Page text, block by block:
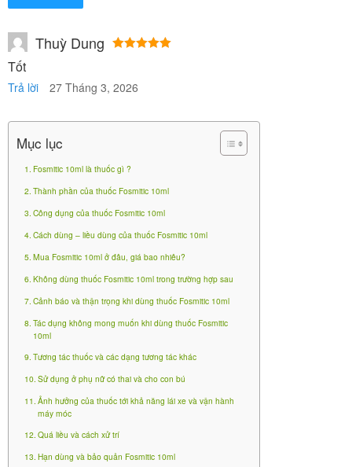
Lưu ý: Để đảm bảo chất lượng cho sản phẩm, không
Vặn nắp vào đến mức tối
đa để đầu kim đâm vào đ
ầu lọ tạo lỗ nhỏ giọt
ào tai
Vặn chặt nắp sau mỗi lần
sử dụng
Cách nhỏ thuốc:
(1) Nằm nghiêng về phía tai không đau, tai đau
hướng lên trên.
(2) Tháo nắp của lọ thuốc và nhỏ dung dịch thuốc
vào tai. Tránh để đầu nắp tiếp xúc vào tai. Giữ
nguyên vị trí nằm này trong khoảng 10 phút.
Thuỳ Dung
Tốt
Trả lời 27 Tháng 3, 2026
Mục lục
Fosmitic 10ml là thuốc gì ?
Thành phần của thuốc Fosmitic 10ml
Công dụng của thuốc Fosmitic 10ml
Cách dùng – liều dùng của thuốc Fosmitic 10ml
Mua Fosmitic 10ml ở đâu, giá bao nhiêu?
Không dùng thuốc Fosmitic 10ml trong trường hợp sau
Cảnh báo và thận trọng khi dùng thuốc Fosmitic 10ml
Tác dụng không mong muốn khi dùng thuốc Fosmitic
10ml
Tương tác thuốc và các dạng tương tác khác
Sử dụng ở phụ nữ có thai và cho con bú
Ảnh hưởng của thuốc tới khả năng lái xe và vận hành
máy móc
Quá liều và cách xử trí
Hạn dùng và bảo quản Fosmitic 10ml